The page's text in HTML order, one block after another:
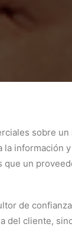
sobre
un
de
cliente,